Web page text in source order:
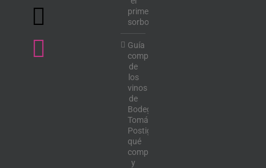
primer
sorbo
Guía
completa
de
los
vinos
de
Bodega
Tomás
Postigo:
qué
comprar
y